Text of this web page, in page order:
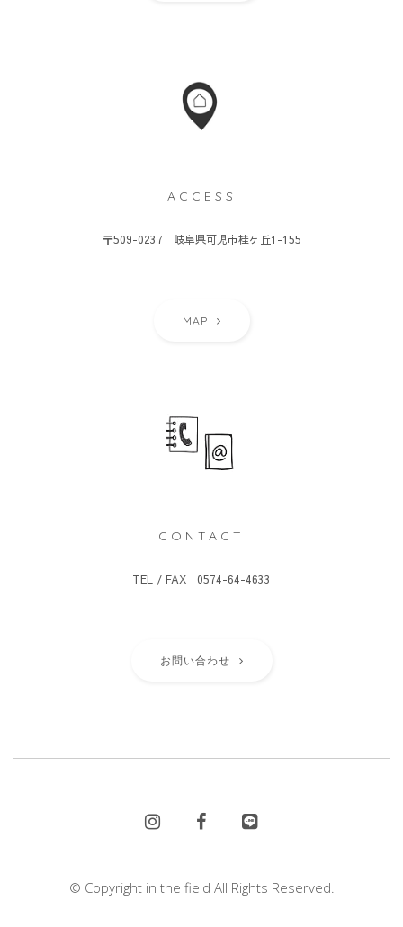
ACCESS
〒509-0237 岐阜県可児市桂ヶ丘1-155
MAP
CONTACT
TEL / FAX 0574-64-4633
お問い合わせ
© Copyright in the field All Rights Reserved.